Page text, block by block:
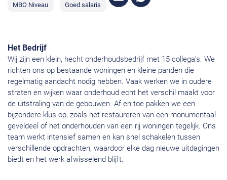
MBO Niveau Goed salaris
Het Bedrijf
Wij zijn een klein, hecht onderhoudsbedrijf met 15 collega’s. We
richten ons op bestaande woningen en kleine panden die
regelmatig aandacht nodig hebben. Vaak werken we in oudere
straten en wijken waar onderhoud echt het verschil maakt voor
de uitstraling van de gebouwen. Af en toe pakken we een
bijzondere klus op, zoals het restaureren van een monumentaal
geveldeel of het onderhouden van een rij woningen tegelijk. Ons
team werkt intensief samen en kan snel schakelen tussen
verschillende opdrachten, waardoor elke dag nieuwe uitdagingen
biedt en het werk afwisselend blijft.